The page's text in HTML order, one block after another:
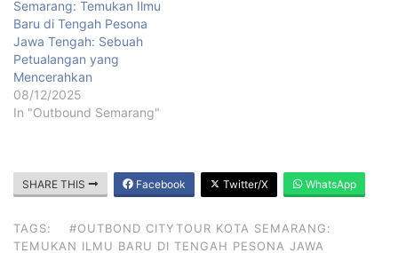
Semarang: Temukan Ilmu
Baru di Tengah Pesona
Jawa Tengah: Sebuah
Petualangan yang
Mencerahkan
08/12/2025
In "Outbound Semarang"
SHARE THIS Facebook Twitter/X WhatsApp
TAGS:
#OUTBOND CITYTOUR KOTA SEMARANG:
TEMUKAN ILMU BARU DI TENGAH PESONA JAWA